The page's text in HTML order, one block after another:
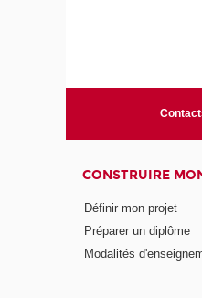
CONSTRUIRE
Définir mon projet
Préparer un diplôme
Modalités